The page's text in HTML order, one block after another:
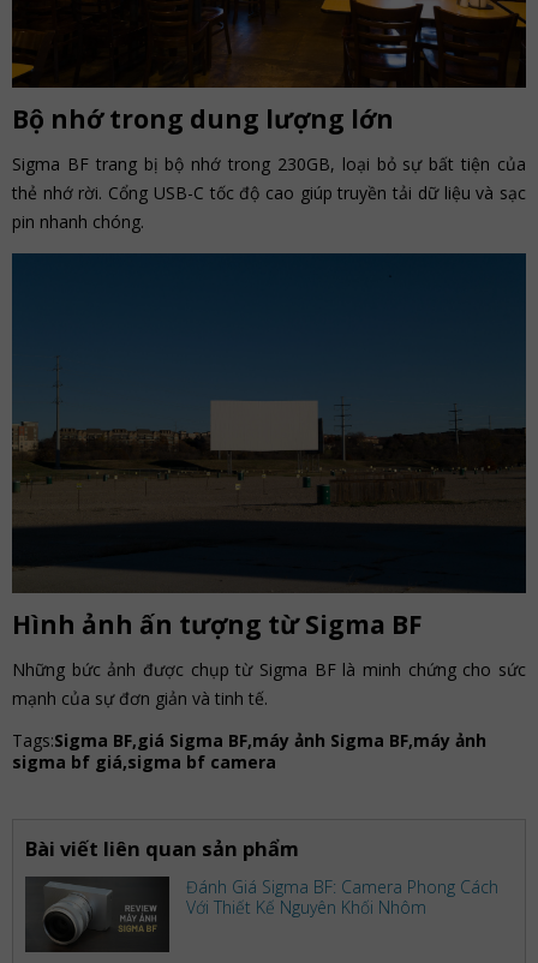
Bộ nhớ trong dung lượng lớn
Sigma BF trang bị bộ nhớ trong 230GB, loại bỏ sự bất tiện của
thẻ nhớ rời. Cổng USB-C tốc độ cao giúp truyền tải dữ liệu và sạc
pin nhanh chóng.
Hình ảnh ấn tượng từ Sigma BF
Những bức ảnh được chụp từ Sigma BF là minh chứng cho sức
mạnh của sự đơn giản và tinh tế.
Tags:Sigma BF,giá Sigma BF,máy ảnh Sigma BF,máy ảnh
sigma bf giá,sigma bf camera
Bài viết liên quan sản phẩm
Đánh Giá Sigma BF: Camera Phong Cách
Với Thiết Kế Nguyên Khối Nhôm